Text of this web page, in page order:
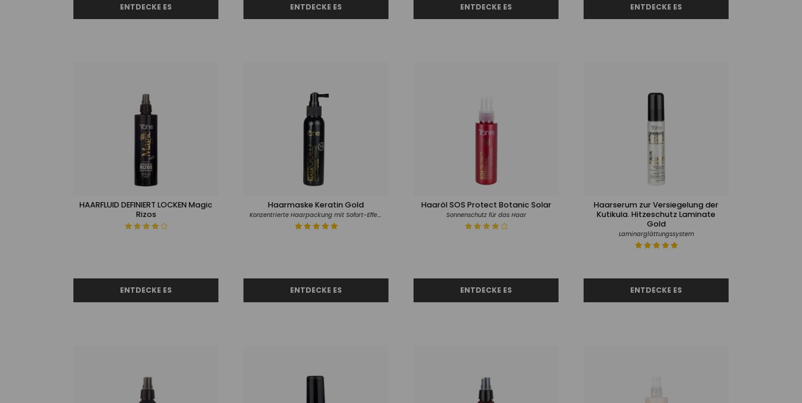
HAARFLUID DEFINIERT LOCKEN Magic
Rizos
Haarmaske Keratin Gold
Konzentrierte Haarpackung mit Sofort-Effekt
Haaröl SOS Protect Botanic Solar
Sonnenschutz für das Haar
Haarserum zur Versiegelung der
Kutikula. Hitzeschutz Laminate
Gold
Laminarglättungssystem